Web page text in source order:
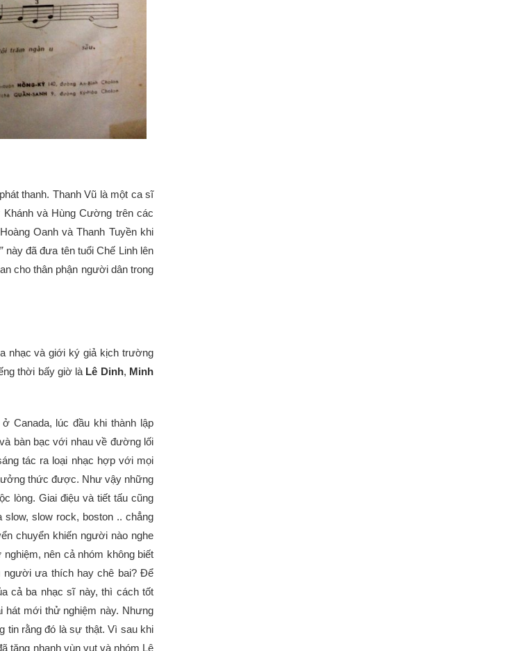
thanh. Thanh Vũ là một ca sĩ
và Hùng Cường trên các
Oanh và Thanh Tuyền khi
này đã đưa tên tuổi Chế Linh lên
cho thân phận người dân trong
nhạc và giới ký giả kịch trường
thời bấy giờ là Lê Dinh, Minh
Canada, lúc đầu khi thành lập
bàn bạc với nhau về đường lối
tác ra loại nhạc hợp với mọi
thức được. Như vậy những
lòng. Giai điệu và tiết tấu cũng
slow, slow rock, boston .. chẳng
chuyển khiến người nào nghe
nên cả nhóm không biết
người ưa thích hay chê bai? Để
cả ba nhạc sĩ này, thì cách tốt
hát mới thử nghiệm này. Nhưng
tin rằng đó là sự thật. Vì sau khi
tăng nhanh vùn vụt và nhóm Lê